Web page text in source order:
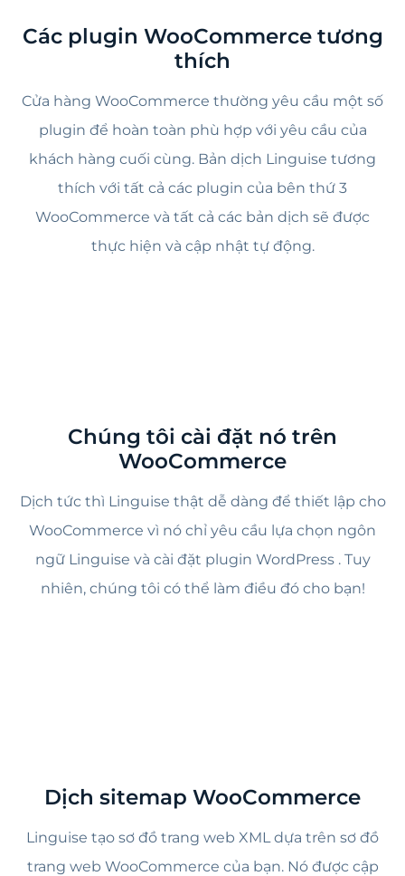
Các plugin WooCommerce tương
thích
Cửa hàng WooCommerce thường yêu cầu một số
plugin để hoàn toàn phù hợp với yêu cầu của
khách hàng cuối cùng. Bản dịch Linguise tương
thích với tất cả các plugin của bên thứ 3
WooCommerce và tất cả các bản dịch sẽ được
thực hiện và cập nhật tự động.
Chúng tôi cài đặt nó trên
WooCommerce
Dịch tức thì Linguise thật dễ dàng để thiết lập cho
WooCommerce vì nó chỉ yêu cầu lựa chọn ngôn
ngữ Linguise và cài đặt plugin WordPress . Tuy
nhiên, chúng tôi có thể làm điều đó cho bạn!
Dịch sitemap WooCommerce
Linguise tạo sơ đồ trang web XML dựa trên sơ đồ
trang web WooCommerce của bạn. Nó được cập